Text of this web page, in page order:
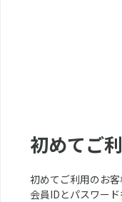
初めてご
初めてご利用のお客
会員IDとパスワー